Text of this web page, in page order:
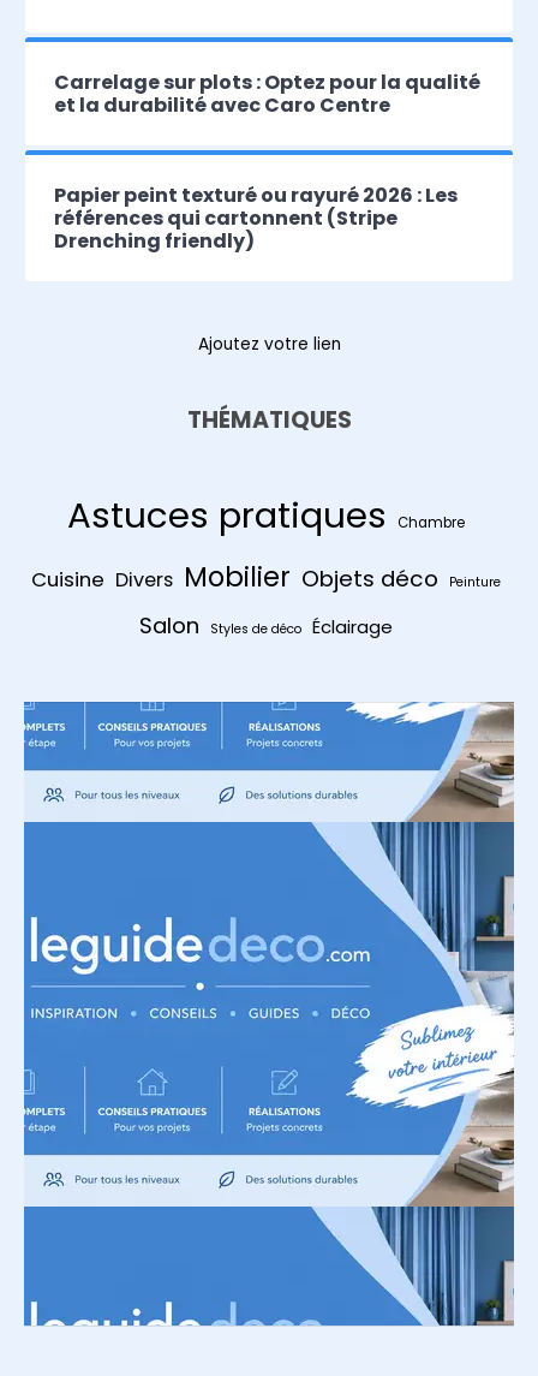
Carrelage sur plots : Optez pour la qualité
et la durabilité avec Caro Centre
Papier peint texturé ou rayuré 2026 : Les
références qui cartonnent (Stripe
Drenching friendly)
Ajoutez votre lien
THÉMATIQUES
Astuces pratiques Chambre
Cuisine Divers Mobilier Objets déco Peinture
Salon Styles de déco Éclairage